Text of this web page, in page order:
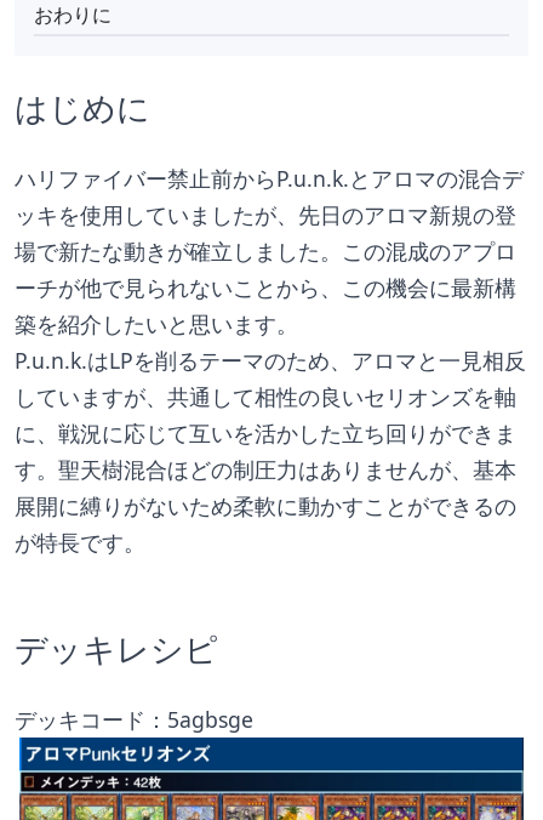
おわりに
はじめに
ハリファイバー禁止前からP.u.n.k.とアロマの混合デ
ッキを使用していましたが、先日のアロマ新規の登
場で新たな動きが確立しました。この混成のアプロ
ーチが他で見られないことから、この機会に最新構
築を紹介したいと思います。
P.u.n.k.はLPを削るテーマのため、アロマと一見相反
していますが、共通して相性の良いセリオンズを軸
に、戦況に応じて互いを活かした立ち回りができま
す。聖天樹混合ほどの制圧力はありませんが、基本
展開に縛りがないため柔軟に動かすことができるの
が特長です。
デッキレシピ
デッキコード：5agbsge